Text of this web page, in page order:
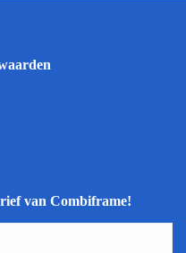
van Combiframe!